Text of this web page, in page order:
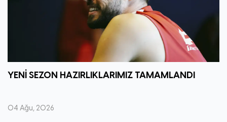
YENİ SEZON HAZIRLIKLARIMIZ TAMAMLANDI
04 Ağu, 2026